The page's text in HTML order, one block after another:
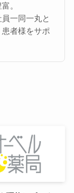
。
一同一丸と
者様をサポ